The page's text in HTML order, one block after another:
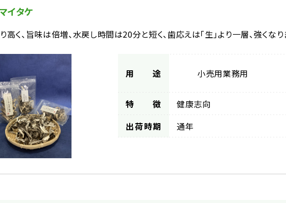
イタケ
高く、旨味は倍増、水戻し時間は20分と短く、歯応えは「生」より一層、強くなり
用途 小売用業務用
特徴
健康志向
出荷時期
通年